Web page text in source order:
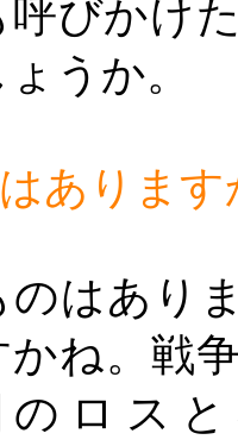
呼びかけ
うか。
あります
はあり
ね。戦
のロス